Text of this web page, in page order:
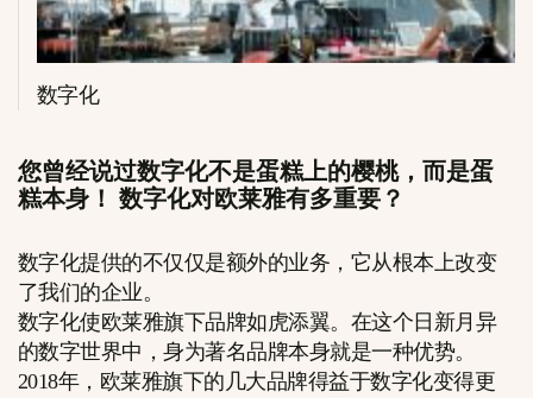
数字化
您曾经说过数字化不是蛋糕上的樱桃，而是蛋
糕本身！ 数字化对欧莱雅有多重要？
数字化提供的不仅仅是额外的业务，它从根本上改变
了我们的企业。
数字化使欧莱雅旗下品牌如虎添翼。在这个日新月异
的数字世界中，身为著名品牌本身就是一种优势。
2018年，欧莱雅旗下的几大品牌得益于数字化变得更